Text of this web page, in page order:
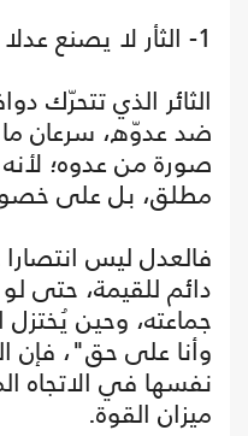
1- الثأر لا يصنع عدلا
الثائر الذي تتحرّك
ضد عدوّه، سرعان
صورة من عدوه؛
مطلق، بل على
فالعدل ليس
دائم للقيمة، حتى
جماعته، وحين
وأنا على حق"، فإن
نفسها في الاتجاه
ميزان القوة.